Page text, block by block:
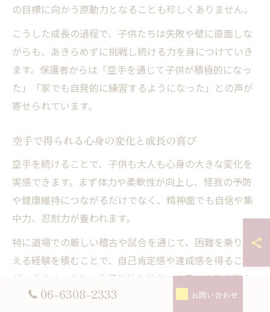
の目標に向かう原動力となることも珍しくありません。
こうした成長の過程で、子供たちは失敗や壁に直面しな
がらも、あきらめずに挑戦し続ける力を身につけていき
ます。保護者からは「空手を通じて子供が積極的になっ
た」「家でも自発的に練習するようになった」との声が
寄せられています。
空手で得られる心身の変化と成長の喜び
空手を続けることで、子供も大人も心身の大きな変化を
実感できます。まず体力や柔軟性が向上し、怪我の予防
や健康維持につながるだけでなく、精神面でも自信や集
中力、忍耐力が養われます。
特に道場での厳しい稽古や試合を通じて、困難を乗り越
える経験を積むことで、自己肯定感や達成感を得ること
ができます。また、礼儀作法や他者への思いやりを学ぶ
ことで、学校や家庭でも良好な人間関係を築く力が身に
06-6308-2333 お問い合わせ